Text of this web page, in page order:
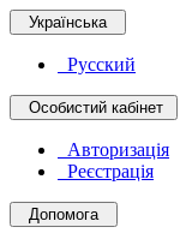
Українська
Русский
Особистий кабінет
Авторизація
Реєстрація
Допомога